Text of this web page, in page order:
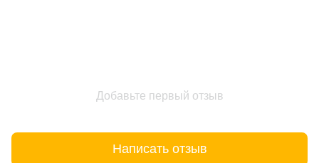
Добавьте первый отзыв
Написать отзыв